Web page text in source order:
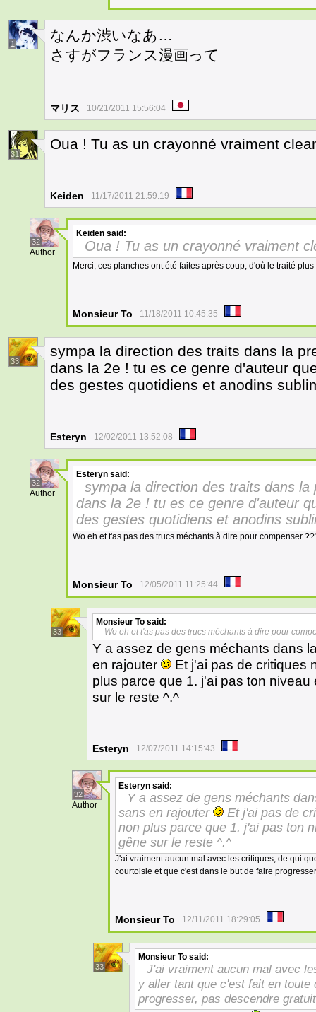
1
なんか渋いなあ…
さすがフランス漫画って
マリス 10/21/2011 15:56:04
31
Oua ! Tu as un crayonné vraiment
Keiden 11/17/2011 21:59:19
32
Author
Keiden said:
Oua ! Tu as un crayonné vraiment
Merci, ces planches ont été faites après coup, d'où le traité
Monsieur To 11/18/2011 10:45:35
33
sympa la direction des traits dans la
dans la 2e ! tu es ce genre d'auteur
des gestes quotidiens et anodins
Esteryn 12/02/2011 13:52:08
32
Author
Esteryn said:
sympa la direction des traits dans
dans la 2e ! tu es ce genre d'auteur
des gestes quotidiens et anodins
Wo eh et t'as pas des trucs méchants à dire pour compenser
Monsieur To 12/05/2011 11:25:44
33
Monsieur To said:
Wo eh et t'as pas des trucs méchants à dire pour
Y a assez de gens méchants dans
en rajouter
Et j'ai pas de critiques
plus parce que 1. j'ai pas ton
sur le reste ^.^
Esteryn 12/07/2011 14:15:43
32
Author
Esteryn said:
Y a assez de gens méchants
sans en rajouter
Et j'ai pas de
non plus parce que 1. j'ai pas ton
gêne sur le reste ^.^
J'ai vraiment aucun mal avec les critiques, de qui
courtoisie et que c'est dans le but de faire
Monsieur To 12/11/2011 18:29:05
33
Monsieur To said:
J'ai vraiment aucun mal avec
y aller tant que c'est fait en
progresser, pas descendre